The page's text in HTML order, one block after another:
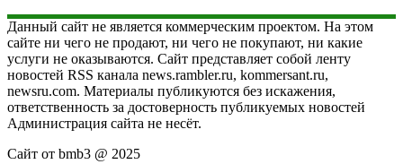
Данный сайт не является коммерческим проектом. На этом
сайте ни чего не продают, ни чего не покупают, ни какие
услуги не оказываются. Сайт представляет собой ленту
новостей RSS канала news.rambler.ru, kommersant.ru,
newsru.com. Материалы публикуются без искажения,
ответственность за достоверность публикуемых новостей
Администрация сайта не несёт.
Сайт от bmb3 @ 2025